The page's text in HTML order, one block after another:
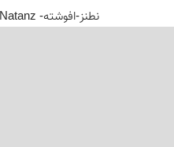
نطنز-افوشته- Natanz کیفیت تصویرFull HD